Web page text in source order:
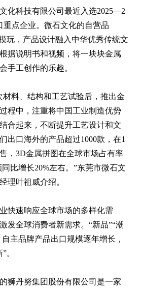
化科技有限公司最近入选2025—2
重点企业。微石文化的自营品
玩，产品设计融入中华优秀传统文
据说明书和视频，将一块块金属
手工创作的乐趣。
材料、结构和工艺试验后，推出金
程中，注重将中国工业制造优势
合起来，不断提升工艺设计和文
出口海外的产品超过1000款，在1
，3D金属拼图在全球市场占有率
比增长20%左右。”东莞市微石文
理叶祖威介绍。
快速响应全球市场的多样化需
发全球消费者新需求。“新品”“潮
主品牌产品出口规模逐年增长，
。
狮丹努集团股份有限公司是一家